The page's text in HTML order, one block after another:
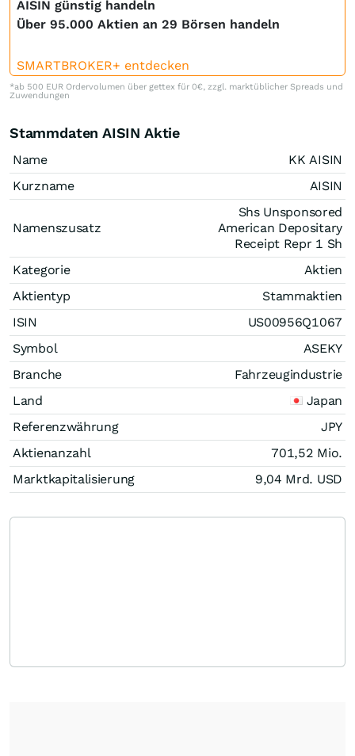
AISIN günstig handeln
Über 95.000 Aktien an 29 Börsen handeln
SMARTBROKER+ entdecken
*ab 500 EUR Ordervolumen über gettex für 0€, zzgl. marktüblicher Spreads und
Zuwendungen
Stammdaten AISIN Aktie
Name
KK AISIN
Kurzname
AISIN
Namenszusatz
Shs Unsponsored
American Depositary
Receipt Repr 1 Sh
Kategorie
Aktien
Aktientyp
Stammaktien
ISIN
US00956Q1067
Symbol
ASEKY
Branche
Fahrzeugindustrie
Land
Japan
Referenzwährung
JPY
Aktienanzahl
701,52 Mio.
Marktkapitalisierung
9,04 Mrd. USD